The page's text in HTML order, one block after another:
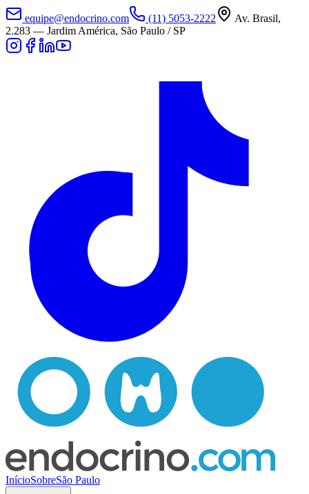
equipe@endocrino.com (11) 5053-2222
Av. Brasil,
2.283 — Jardim América, São Paulo / SP
InícioSobreSão Paulo